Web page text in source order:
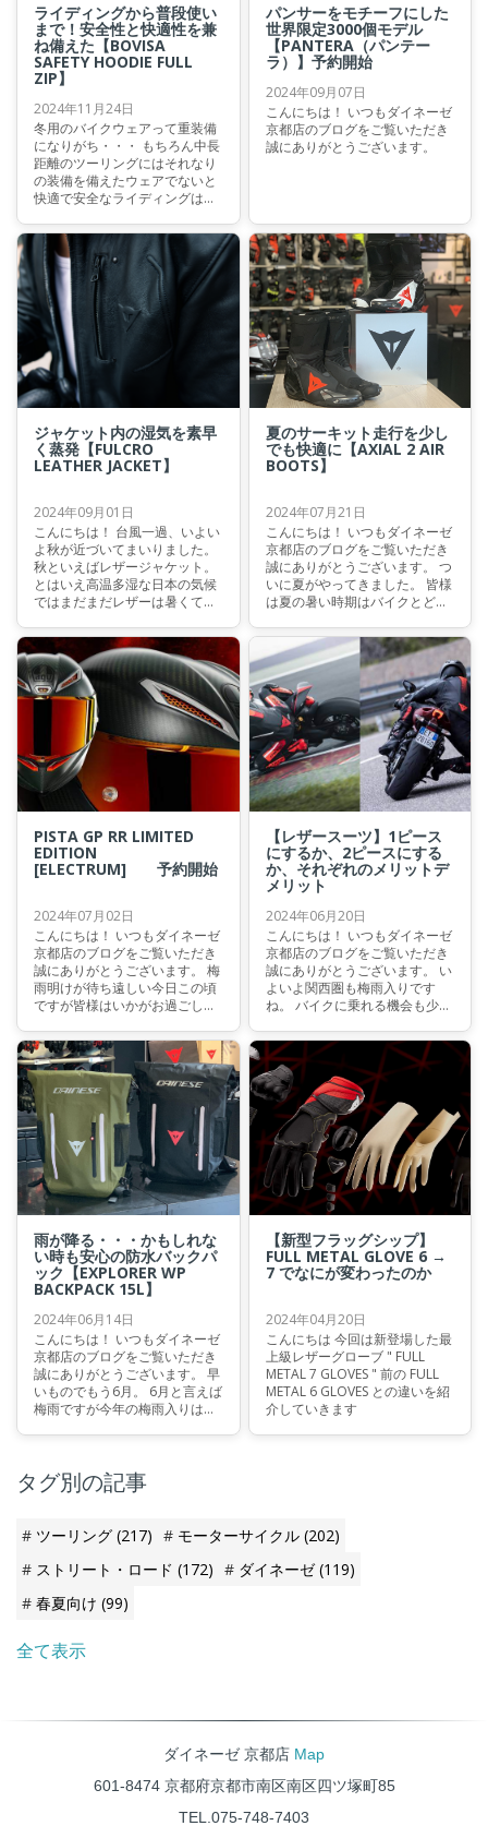
ライディングから普段使い
まで！安全性と快適性を兼
ね備えた【BOVISA
SAFETY HOODIE FULL
ZIP】
2024年11月24日
冬用のバイクウェアって重装備
になりがち・・・ もちろん中長
距離のツーリングにはそれなり
の装備を備えたウェアでないと
快適で安全なライディングは出
パンサーをモチーフにした
世界限定3000個モデル
【PANTERA（パンテー
ラ）】予約開始
2024年09月07日
こんにちは！ いつもダイネーゼ
京都店のブログをご覧いただき
誠にありがとうございます。
ジャケット内の湿気を素早
く蒸発【FULCRO
LEATHER JACKET】
2024年09月01日
こんにちは！ 台風一過、いよい
よ秋が近づいてまいりました。
秋といえばレザージャケット。
とはいえ高温多湿な日本の気候
ではまだまだレザーは暑くて着
ません！
夏のサーキット走行を少し
でも快適に【AXIAL 2 AIR
BOOTS】
2024年07月21日
こんにちは！ いつもダイネーゼ
京都店のブログをご覧いただき
誠にありがとうございます。 つ
いに夏がやってきました。 皆様
は夏の暑い時期はバイクとどの
か？
PISTA GP RR LIMITED
EDITION
[ELECTRUM] 予約開始
2024年07月02日
こんにちは！ いつもダイネーゼ
京都店のブログをご覧いただき
誠にありがとうございます。 梅
雨明けが待ち遠しい今日この頃
ですが皆様はいかがお過ごしで
が梅雨明けの時期ですが今年は
梅雨入りが遅かったのでもう少
し先になるかも・・・ 早く明け
てほしいものです。
【レザースーツ】1ピース
にするか、2ピースにする
か、それぞれのメリットデ
メリット
2024年06月20日
こんにちは！ いつもダイネーゼ
京都店のブログをご覧いただき
誠にありがとうございます。 い
よいよ関西圏も梅雨入りです
ね。 バイクに乗れる機会も少し
が、こういう時こそ来たるべき
シーズンに備えてバイクギアを
吟味して選んで揃えていただけ
る絶好の時期だと思います。
雨が降る・・・かもしれな
い時も安心の防水バックパ
ック【EXPLORER WP
BACKPACK 15L】
2024年06月14日
こんにちは！ いつもダイネーゼ
京都店のブログをご覧いただき
誠にありがとうございます。 早
いものでもう6月。 6月と言えば
梅雨ですが今年の梅雨入りは平
は6月20日ごろになるであろう
と日本気象協会が発表しており
【新型フラッグシップ】
FULL METAL GLOVE 6 →
7 でなにが変わったのか
2024年04月20日
こんにちは 今回は新登場した最
上級レザーグローブ " FULL
METAL 7 GLOVES " 前の FULL
METAL 6 GLOVES との違いを紹
介していきます
タグ別の記事
ツーリング (217) モーターサイクル (202)
ストリート・ロード (172) ダイネーゼ(119)
春夏向け (99)
全て表示
ダイネーゼ 京都店 Map
601-8474 京都府京都市南区南区四ツ塚町85
TEL.075-748-7403